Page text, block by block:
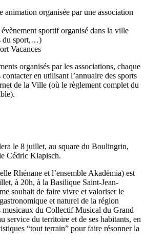
animation organisée par une association
sportif organisé dans la ville
du sport,…)
Vacances
organisés par les associations, chaque
en utilisant l’annuaire des sports
de la Ville (où le règlement complet du
le 8 juillet, au square du Boulingrin,
Cédric Klapisch.
Rhénane et l’ensemble Akadëmia) est
à 20h, à la Basilique Saint-Jean-
souhait de faire vivre et valoriser le
et naturel de la région
musicaux du Collectif Musical du Grand
service du territoire et de ses habitants, en
“tout terrain” pour faire résonner la